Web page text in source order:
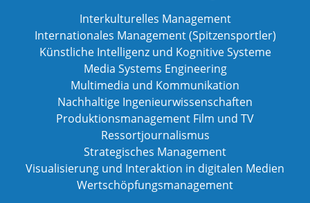
Interkulturelles Management
Internationales Management (Spitzensportler)
Künstliche Intelligenz und Kognitive Systeme
Media Systems Engineering
Multimedia und Kommunikation
Nachhaltige Ingenieurwissenschaften
Produktionsmanagement Film und TV
Ressortjournalismus
Strategisches Management
Visualisierung und Interaktion in digitalen Medien
Wertschöpfungsmanagement